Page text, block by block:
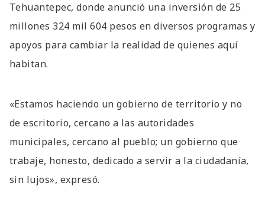
Tehuantepec, donde anunció una inversión de 25
millones 324 mil 604 pesos en diversos programas y
apoyos para cambiar la realidad de quienes aquí
habitan.
«Estamos haciendo un gobierno de territorio y no
de escritorio, cercano a las autoridades
municipales, cercano al pueblo; un gobierno que
trabaje, honesto, dedicado a servir a la ciudadanía,
sin lujos», expresó.